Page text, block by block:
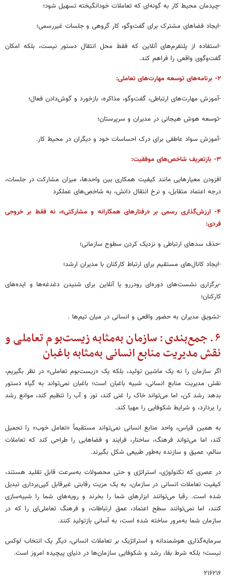
-چیدمان محیط کار به گونه‌ای که تعاملات خودانگیخته تسهیل شود؛
-ایجاد فضاهای مشترک برای گفت‌وگو، کار گروهی و جلسات غیررسمی؛
-استفاده از پلتفرم‌های آنلاین که فقط محل انتقال دستور نیست، بلکه امکان
گفت‌وگوی واقعی را فراهم کند.
۲- برنامه‌های توسعه مهارت‌های تعاملی:
-آموزش مهارت‌های ارتباطی، گفت‌وگو، مذاکره، بازخورد و گوش‌دادن فعال؛
-توسعه هوش هیجانی در مدیران و سرپرستان؛
-آموزش سواد عاطفی برای درک احساسات خود و دیگران در محیط کار.
۳- بازتعریف شاخص‌های موفقیت:
افزودن معیارهایی مانند کیفیت همکاری بین واحدها، میزان مشارکت در جلسات،
درجه اعتماد متقابل، و نرخ انتقال دانش، به شاخص‌های عملکرد
۴- ارزش‌گذاری رسمی بر «رفتارهای همکارانه و مشارکتی»، نه فقط بر خروجی
فردی:
-حذف سدهای ارتباطی و نزدیک کردن سطوح سازمانی؛
-ایجاد کانال‌های مستقیم برای ارتباط کارکنان با مدیران ارشد؛
-برگزاری نشست‌های دوره‌ای رودررو یا آنلاین برای شنیدن دغدغه‌ها و ایده‌های
کارکنان؛
-تشویق مدیران به حضور واقعی و انسانی در میان تیم‌ها .
۶. جمع‌بندی: سازمان به‌مثابه زیست‌بوم تعاملی و
نقش مدیریت منابع انسانی به‌مثابه باغبان
اگر سازمان را نه یک ماشین تولید، بلکه یک «زیست‌بوم تعاملی» در نظر بگیریم،
نقش مدیریت منابع انسانی، شبیه باغبان است؛ باغبان نمی‌تواند به گیاه دستور
بدهد رشد کن، اما می‌تواند خاک را غنی کند، نور و آب را تنظیم کند، موانع رشد
را بردارد، و شرایط شکوفایی را مهیا کند.
به همین قیاس، واحد منابع انسانی نمی‌تواند مستقیماً «تعامل خوب» را تحمیل
کند، اما می‌تواند فرهنگ، ساختار، فرایند و فضاهایی را طراحی کند که تعاملات
سالم، عمیق و سازنده به‌طور طبیعی شکل بگیرند.
در عصری که تکنولوژی، استراتژی و حتی محصولات به‌سرعت قابل تقلید هستند،
کیفیت تعاملات انسانی در سازمان، به یک مزیت رقابتی غیرقابل کپی‌برداری تبدیل
شده است. رقبا می‌توانند ابزارهای شما را بخرند و رویه‌های شما را شبیه‌سازی
کنند، اما نمی‌توانند سطح اعتماد، عمق ارتباطات، و فرهنگ تعاملی‌ای را که در
سازمان شما به‌مرور ساخته شده است، به آسانی بازتولید کنند.
سرمایه‌گذاری هوشمندانه و استراتژیک بر تعاملات انسانی، دیگر یک انتخاب لوکس
نیست؛ بلکه شرط بقا، رشد و شکوفایی سازمان‌ها در دنیای پیچیده امروز است.
۲۱۶۲۱۶